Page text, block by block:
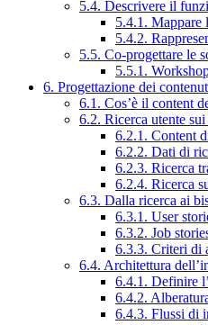
5.4. Descrivere il
5.4.1. Mappare
5.4.2.
5.5. Co-progettare le
5.5.1.
6. Progettazione dei
6.1. Cos’è il content
6.2. Ricerca utente
6.2.1. Content
6.2.2. Dati di
6.2.3. Ricerca
6.2.4. Ricerca
6.3. Dalla ricerca ai
6.3.1. User
6.3.2. Job
6.3.3. Criteri di
6.4. Architettura
6.4.1. Definire
6.4.2.
6.4.3. Flussi di